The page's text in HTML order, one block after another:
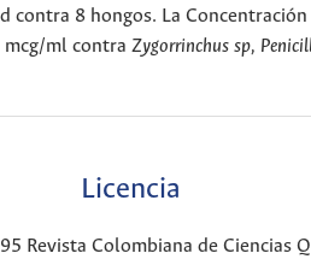
contra 8 hongos. La
ml contra Zygorrinchus sp,
Licencia
Revista Colombiana de Ciencias